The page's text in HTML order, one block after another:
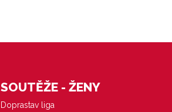
SOUTĚŽE - ŽENY
Doprastav liga